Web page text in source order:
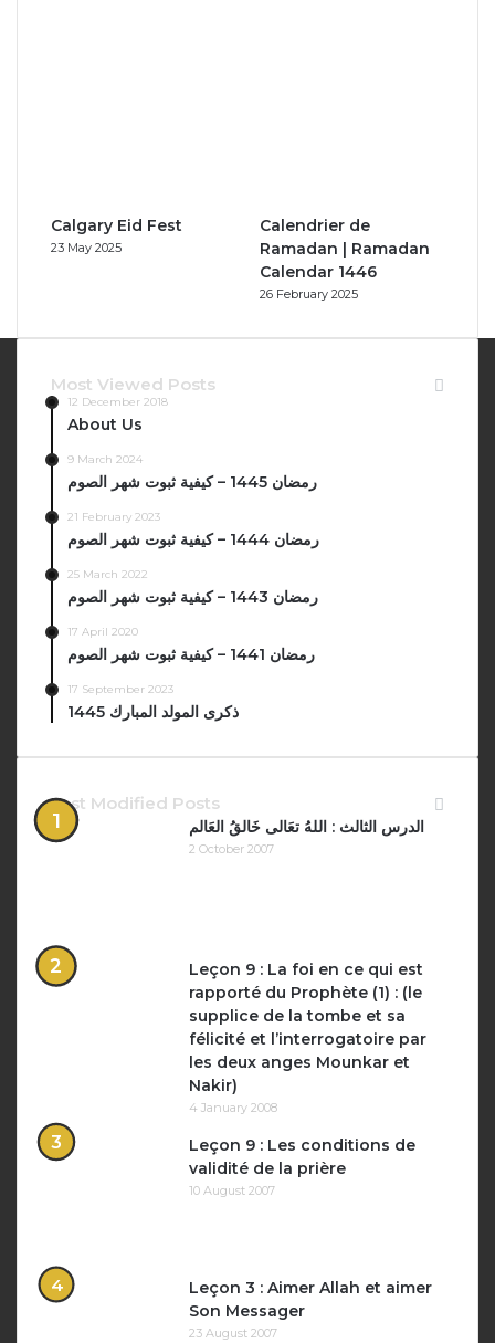
Calgary Eid Fest
23 May 2025
Calendrier de
Ramadan | Ramadan
Calendar 1446
26 February 2025
Most Viewed Posts
12 December 2018
About Us
9 March 2024
رمضان 1445 – كيفية ثبوت شهر الصوم
21 February 2023
رمضان 1444 – كيفية ثبوت شهر الصوم
25 March 2022
رمضان 1443 – كيفية ثبوت شهر الصوم
17 April 2020
رمضان 1441 – كيفية ثبوت شهر الصوم
17 September 2023
ذكرى المولد المبارك 1445
Last Modified Posts
الدرس الثالث : اللهُ تعَالى خَالقُ العَالم
2 October 2007
Leçon 9 : La foi en ce qui est
rapporté du Prophète (1) : (le
supplice de la tombe et sa
félicité et l’interrogatoire par
les deux anges Mounkar et
Nakir)
4 January 2008
Leçon 9 : Les conditions de
validité de la prière
10 August 2007
Leçon 3 : Aimer Allah et aimer
Son Messager
23 August 2007